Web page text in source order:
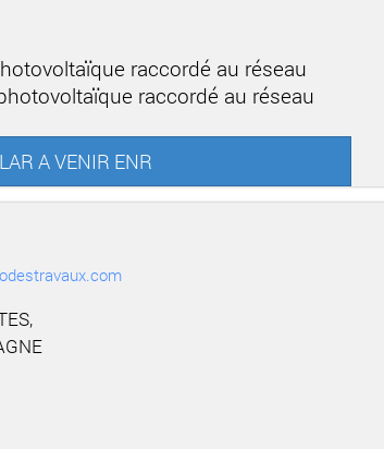
raccordé au réseau
raccordé au réseau
A VENIR ENR